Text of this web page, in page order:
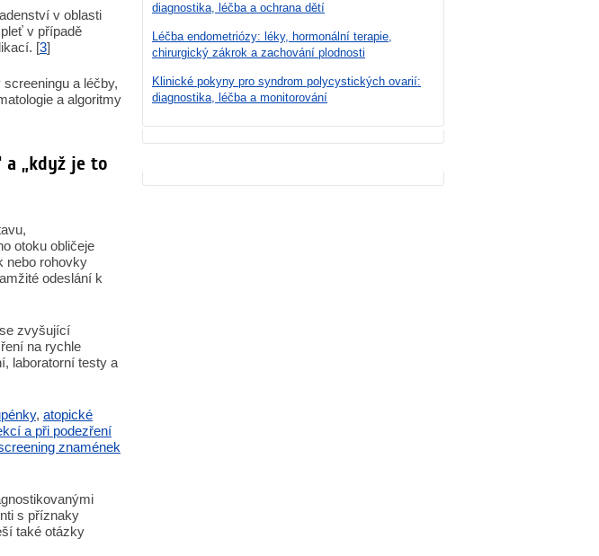
diagnostika, léčba a ochrana dětí
Léčba endometriózy: léky, hormonální terapie,
chirurgický zákrok a zachování plodnosti
Klinické pokyny pro syndrom polycystických ovarií:
diagnostika, léčba a monitorování
v oblasti
v případě
[3]
a léčby,
a algoritmy
a „když je to
otoku obličeje
nebo rohovky
odeslání k
zvyšující
na rychle
laboratorní testy a
, atopické
a při podezření
znamének
s příznaky
také otázky